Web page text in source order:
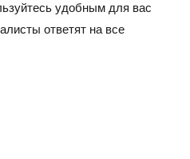
удобным для вас
ответят на все